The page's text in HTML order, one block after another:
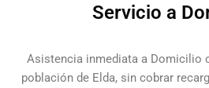
Servicio a
Asistencia inmediata a Domicilio
población de Elda, sin cobrar